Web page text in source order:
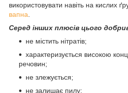
використовувати навіть на кислих
вапна
Серед інших плюсів цього
не містить нітратів;
характеризується високою
речовин;
не злежується;
не залишає пилу;